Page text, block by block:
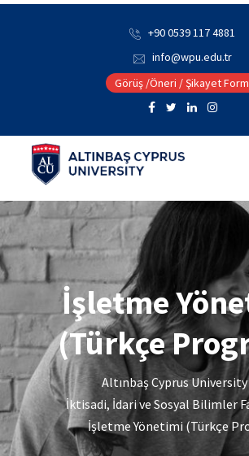
+90 0539 117 4881
info@wpu.edu.tr
Görüş /Öneri / Şikayet
İşletme
(Türkçe
Altınbaş Cyprus University
İktisadi, İdari ve Sosyal Bilimler
İşletme Yönetimi (Türkçe